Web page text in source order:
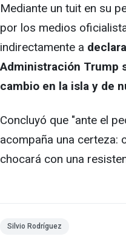
Mediante un tuit en su
por los medios
indirectamente a
Administración Trump
cambio en la isla y de
Concluyó que "ante el
acompaña una certeza:
chocará con una
Silvio Rodríguez